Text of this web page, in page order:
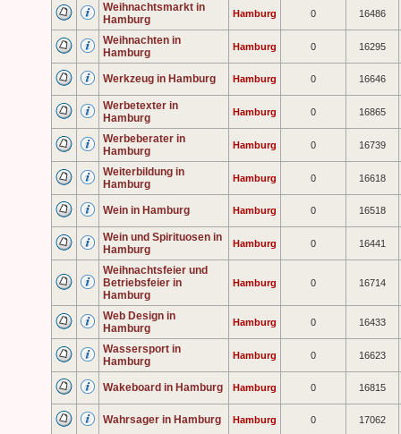
Weihnachtsmarkt in
Hamburg
Hamburg 0 16486
Weihnachten in
Hamburg
Hamburg 0 16295
Werkzeug in Hamburg Hamburg 0 16646
Werbetexter in
Hamburg
Hamburg 0 16865
Werbeberater in
Hamburg
Hamburg 0 16739
Weiterbildung in
Hamburg
Hamburg 0 16618
Wein in Hamburg Hamburg 0 16518
Wein und Spirituosen in
Hamburg
Hamburg 0 16441
Weihnachtsfeier und
Betriebsfeier in
Hamburg
Hamburg 0 16714
Web Design in
Hamburg
Hamburg 0 16433
Wassersport in
Hamburg
Hamburg 0 16623
Wakeboard in Hamburg Hamburg 0 16815
Wahrsager in Hamburg Hamburg 0 17062